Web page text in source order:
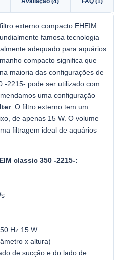
externo compacto EHEIM
famosa tecnologia
adequado para aquários
compacto significa que
maioria das configurações de
-2215- pode ser utilizado com
uma configuração
. O filtro externo tem um
de apenas 15 W. O volume
filtragem ideal de aquários
classic 350 -2215-:
Hz 15 W
x altura)
de sucção e do lado de